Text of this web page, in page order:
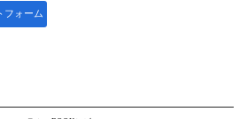
フォーム